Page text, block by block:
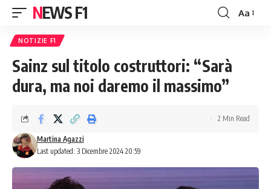
NEWS F1
Font
Aa
NOTIZIE F1
Sainz sul titolo costruttori: “Sarà
dura, ma noi daremo il massimo”
Last updated: 3 Dicembre 2024 20:59
Martina Agazzi
2 Min Read